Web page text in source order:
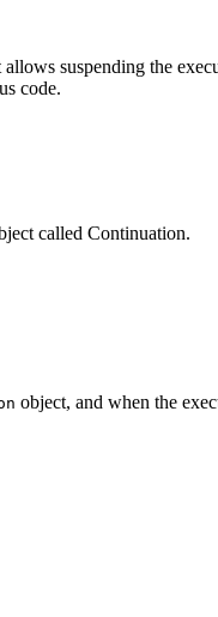
suspending the
code.
called Continuation.
object, and when the